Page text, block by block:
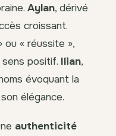
Aylan, dérivé
croissant.
ou « réussite »,
positif. Ilian,
évoquant la
élégance.
authenticité